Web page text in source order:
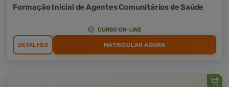
Formação Inicial de Agentes Comunitários de Saúde
CURSO ON-LINE
DETALHES MATRICULAR AGORA